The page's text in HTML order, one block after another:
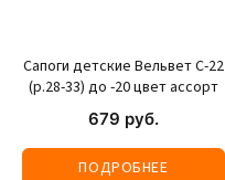
Сапоги детские Вельвет С-22
(р.28-33) до -20 цвет ассорт
679 руб.
ПОДРОБНЕЕ